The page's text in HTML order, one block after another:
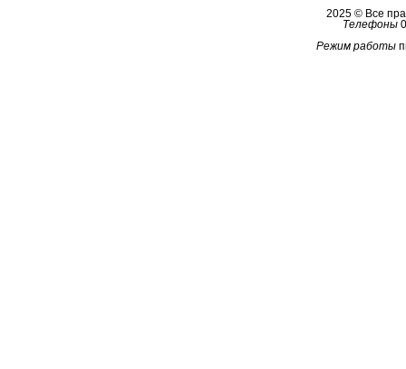
2025 © Все
Телефоны
Режим работы